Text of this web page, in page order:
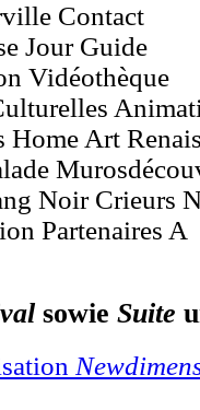
Contact
Jour Guide
Vidéothèque
Art
Noir Crieurs
Partenaires A
sowie Suite